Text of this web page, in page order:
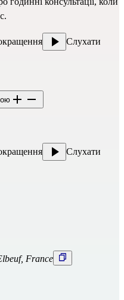
Слухати
Слухати
France